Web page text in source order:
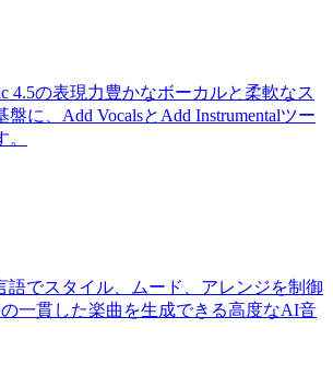
4.5の表現力豊かなボーカルと柔軟なス
に、Add VocalsとAdd Instrumentalツー
語でスタイル、ムード、アレンジを制御
一貫した楽曲を生成できる高度なAI音